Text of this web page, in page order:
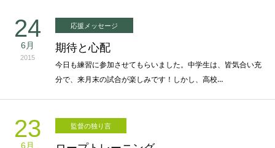
24
6月
2015
応援メッセージ
期待と心配
今日も練習に参加させてもらいました。中学生は、皆気合い充
分で、来月末の試合が楽しみです！しかし、高校…
23
6月
監督の独り言